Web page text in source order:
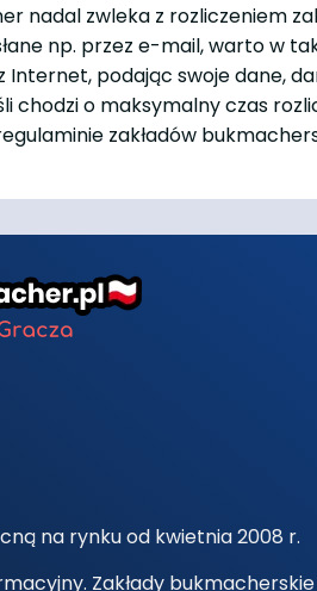
nadal zwleka z rozliczeniem
np. przez e-mail, warto w
podając swoje dane,
chodzi o maksymalny czas
zakładów
na rynku od kwietnia 2008 r.
Zakłady